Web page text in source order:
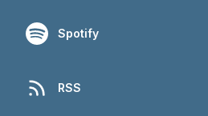
Spotify
RSS